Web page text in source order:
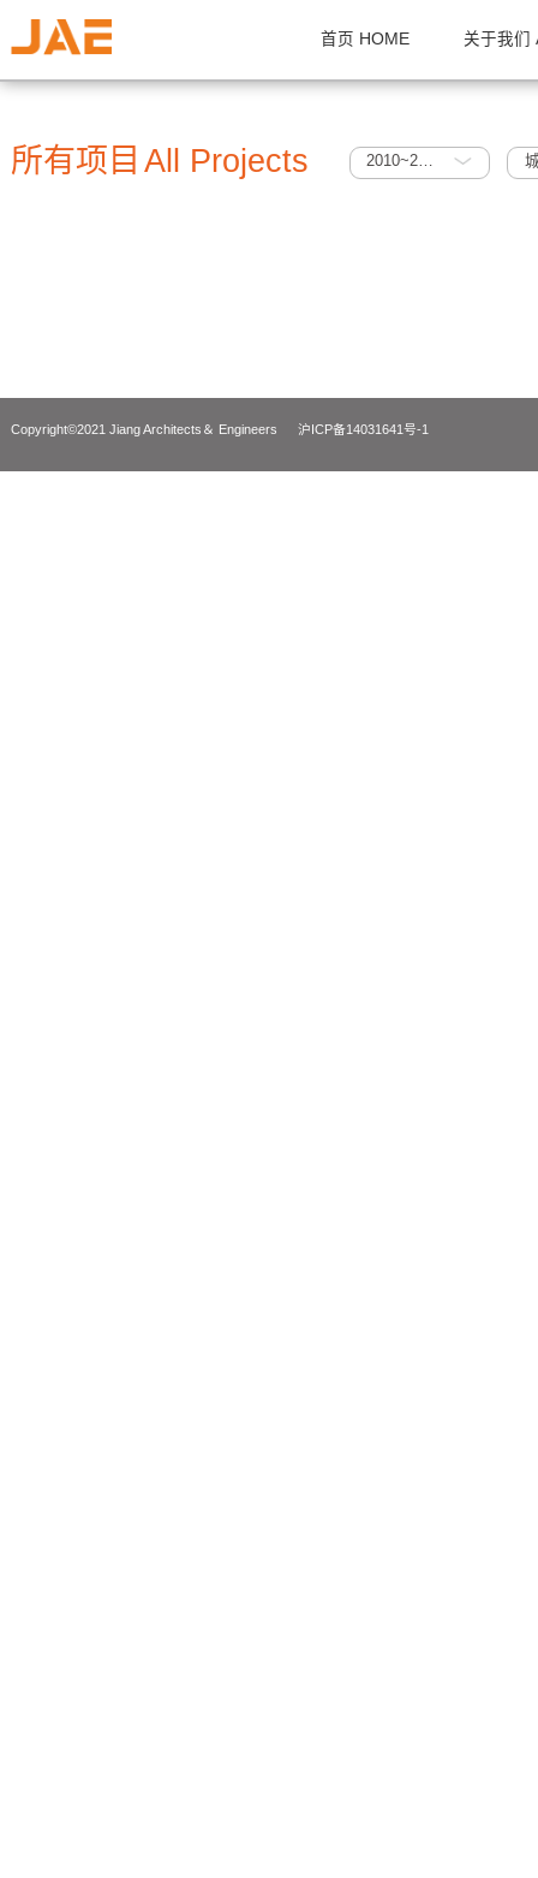
首页 HOME 关
所有项目 All Projects 2010~2015
Copyright©2021 Jiang Architects＆ Engineers 沪ICP备14031641号-1